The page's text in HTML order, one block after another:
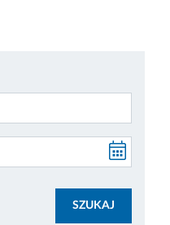
SZUKAJ